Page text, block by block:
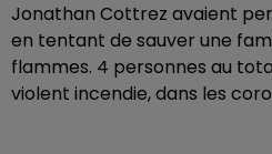
Jonathan Cottrez avaient
en tentant de sauver une
flammes. 4 personnes au
violent incendie, dans les